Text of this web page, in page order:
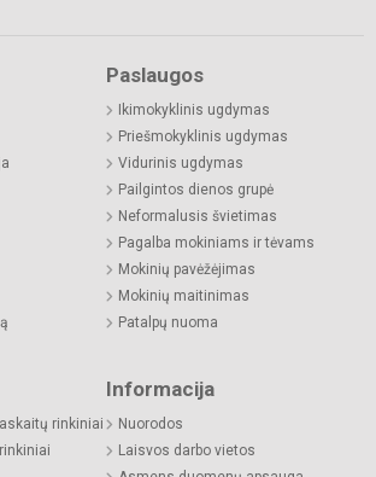
Paslaugos
Ikimokyklinis ugdymas
Priešmokyklinis ugdymas
Vidurinis ugdymas
Pailgintos dienos grupė
Neformalusis švietimas
Pagalba mokiniams ir tėvams
Mokinių pavėžėjimas
Mokinių maitinimas
Patalpų nuoma
rinkiniai
Informacija
Nuorodos
Laisvos darbo vietos